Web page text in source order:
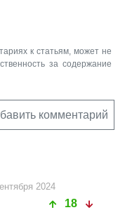
к статьям, может не
за содержание
комментарий
2024
18